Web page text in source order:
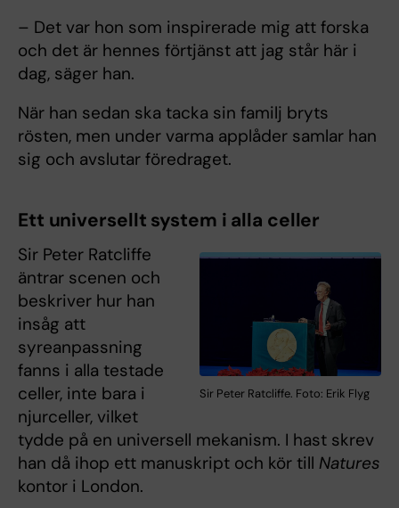
– Det var hon som inspirerade mig att forska
och det är hennes förtjänst att jag står här i
dag, säger han.
När han sedan ska tacka sin familj bryts
rösten, men under varma applåder samlar han
sig och avslutar föredraget.
Ett universellt system i alla celler
Sir Peter Ratcliffe. Foto: Erik Flyg
Sir Peter Ratcliffe
äntrar scenen och
beskriver hur han
insåg att
syreanpassning
fanns i alla testade
celler, inte bara i
njurceller, vilket
tydde på en universell mekanism. I hast skrev
han då ihop ett manuskript och kör till Natures
kontor i London.